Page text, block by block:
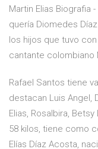
Martin Elias Biografia
quería Diomedes
los hijos que tuvo
cantante colombiano
Rafael Santos tiene
destacan Luis Angel,
Elias, Rosalbira,
58 kilos, tiene como
Elías Díaz Acosta,